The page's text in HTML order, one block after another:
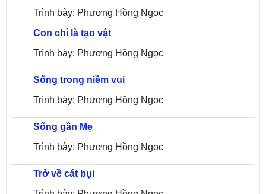
Trình bày: Phương Hồng Ngọc
Con chỉ là tạo vật
Trình bày: Phương Hồng Ngọc
Sống trong niềm vui
Trình bày: Phương Hồng Ngọc
Sống gần Mẹ
Trình bày: Phương Hồng Ngọc
Trở về cát bụi